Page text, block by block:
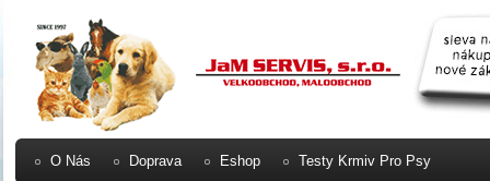
O Nás Doprava Eshop Testy Krmiv Pro Psy